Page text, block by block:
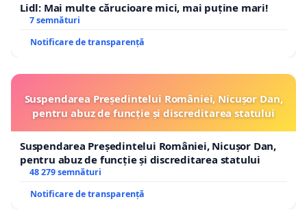
Lidl: Mai multe cărucioare mici, mai puține mari!
7 semnături
Notificare de transparență
Suspendarea Președintelui României, Nicușor Dan,
pentru abuz de funcție și discreditarea statului
Suspendarea Președintelui României, Nicușor Dan,
pentru abuz de funcție și discreditarea statului
48 279 semnături
Notificare de transparență